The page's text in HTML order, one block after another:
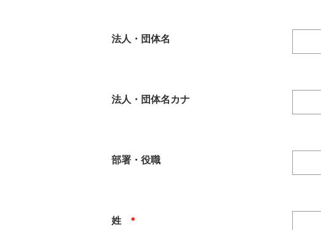
法人・団体名
法人・団体名カナ
部署・役職
姓 ＊